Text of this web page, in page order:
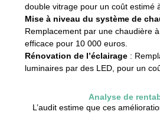
double vitrage pour un coût estimé
Mise à niveau du système de
Remplacement par une chaudière
efficace pour 10 000 euros.
Rénovation de l’éclairage :
luminaires par des LED, pour un
Analyse de
L’audit estime que ces